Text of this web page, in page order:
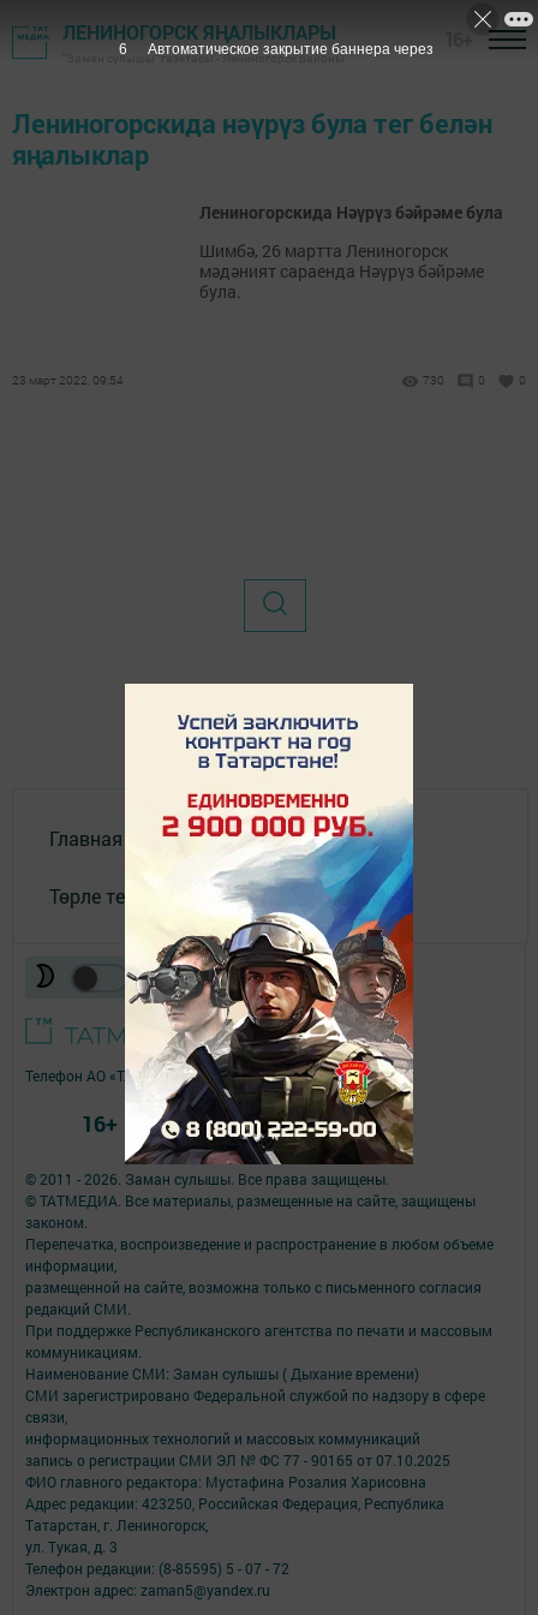
ЛЕНИНОГОРСК ЯҢАЛЫКЛАРЫ
"Заман сулышы" газетасы - Лениногорск районы
Лениногорскида нәүрүз була тег белән
яңалыклар
Лениногорскида Нәүрүз бәйрәме була
Шимбә, 26 мартта Лениногорск
мәдәният сараенда Нәүрүз бәйрәме
була.
23 март 2022, 09:54 730 0 0
Главная
Төрле темалар
© 2011 - 2026. Заман сулышы. Все права защищены.
© ТАТМЕДИА. Все материалы, размещенные на сайте, защищены
законом.
Перепечатка, воспроизведение и распространение в любом объеме
информации,
размещенной на сайте, возможна только с письменного согласия
редакций СМИ.
При поддержке Республиканского агентства по печати и массовым
коммуникациям.
Наименование СМИ: Заман сулышы ( Дыхание времени)
СМИ зарегистрировано Федеральной службой по надзору в сфере
связи,
информационных технологий и массовых коммуникаций
запись о регистрации СМИ ЭЛ № ФС 77 - 90165 от 07.10.2025
ФИО главного редактора: Мустафина Розалия Харисовна
Адрес редакции: 423250, Российская Федерация, Республика
Татарстан, г. Лениногорск,
ул. Тукая, д. 3
Телефон редакции: (8-85595) 5 - 07 - 72
Электрон адрес: zaman5@yandex.ru
Телефон АО «ТАТМЕДИА»:(843) 222 09 84
16+
6 Автоматическое закрытие баннера через